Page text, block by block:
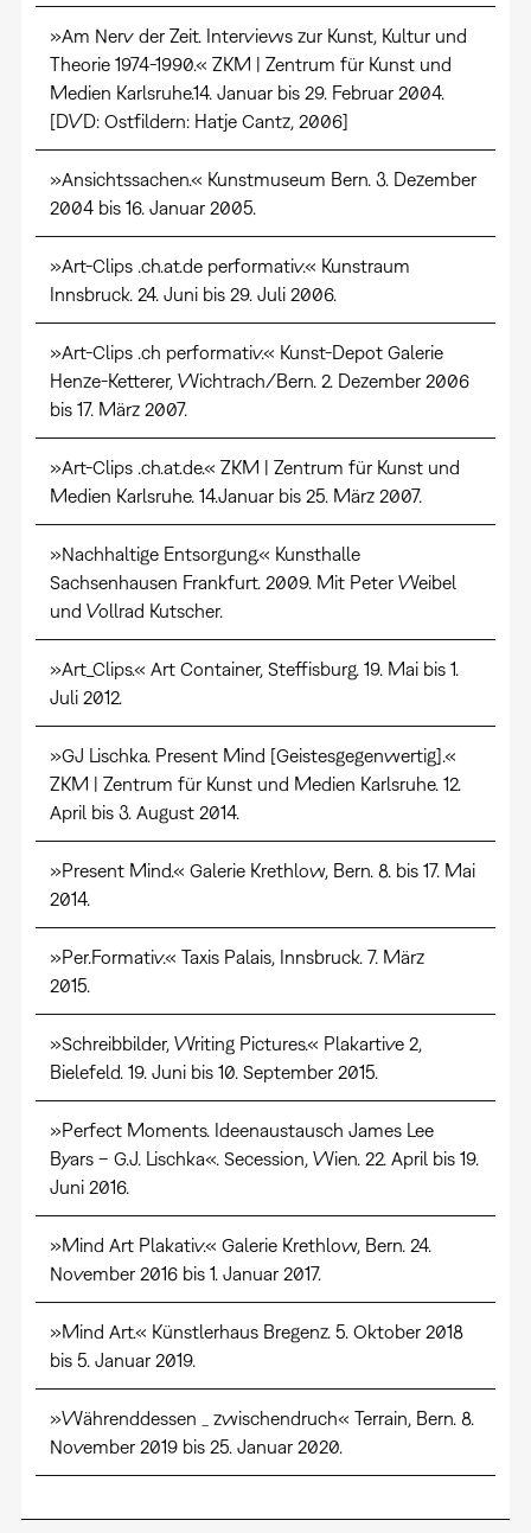
»Am Nerv der Zeit. Interviews zur Kunst, Kultur und
Theorie 1974-1990.« ZKM | Zentrum für Kunst und
Medien Karlsruhe.14. Januar bis 29. Februar 2004.
[DVD: Ostfildern: Hatje Cantz, 2006]
»Ansichtssachen.« Kunstmuseum Bern. 3. Dezember
2004 bis 16. Januar 2005.
»Art-Clips .ch.at.de performativ.« Kunstraum
Innsbruck. 24. Juni bis 29. Juli 2006.
»Art-Clips .ch performativ.« Kunst-Depot Galerie
Henze-Ketterer, Wichtrach/Bern. 2. Dezember 2006
bis 17. März 2007.
»Art-Clips .ch.at.de.« ZKM | Zentrum für Kunst und
Medien Karlsruhe. 14.Januar bis 25. März 2007.
»Nachhaltige Entsorgung.« Kunsthalle
Sachsenhausen Frankfurt. 2009. Mit Peter Weibel
und Vollrad Kutscher.
»Art_Clips.« Art Container, Steffisburg. 19. Mai bis 1.
Juli 2012.
»GJ Lischka. Present Mind [Geistesgegenwertig].«
ZKM | Zentrum für Kunst und Medien Karlsruhe. 12.
April bis 3. August 2014.
»Present Mind.« Galerie Krethlow, Bern. 8. bis 17. Mai
2014.
»Per.Formativ.« Taxis Palais, Innsbruck. 7. März
2015.
»Schreibbilder, Writing Pictures.« Plakartive 2,
Bielefeld. 19. Juni bis 10. September 2015.
»Perfect Moments. Ideenaustausch James Lee
Byars – G.J. Lischka«. Secession, Wien. 22. April bis 19.
Juni 2016.
»Mind Art Plakativ.« Galerie Krethlow, Bern. 24.
November 2016 bis 1. Januar 2017.
»Mind Art.« Künstlerhaus Bregenz. 5. Oktober 2018
bis 5. Januar 2019.
»Währenddessen – zwischendruch« Terrain, Bern. 8.
November 2019 bis 25. Januar 2020.